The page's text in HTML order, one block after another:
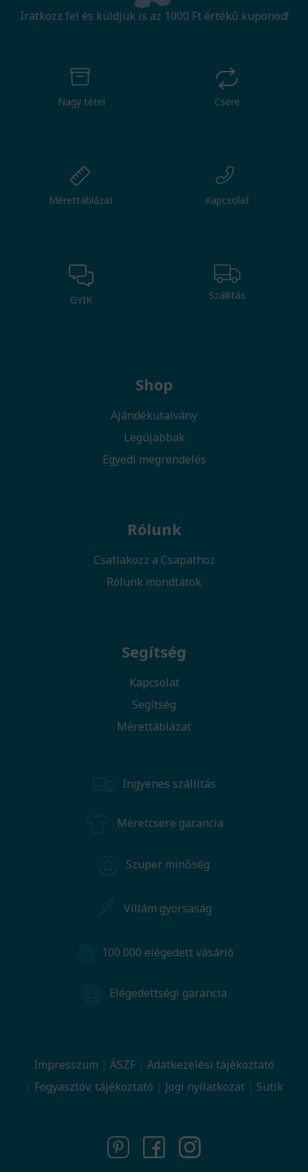
Iratkozz fel és küldjük is az 1000 Ft értékű kuponod!
Nagy tétel Csere
Mérettáblázat Kapcsolat
GYIK Szállítás
Shop
Ajándékutalvány
Legújabbak
Egyedi megrendelés
Rólunk
Csatlakozz a Csapathoz
Rólunk mondtátok
Segítség
Kapcsolat
Segítség
Mérettáblázat
Ingyenes szállítás
Méretcsere garancia
Szuper minőség
Villám gyorsaság
100 000 elégedett vásárló
Elégedettségi garancia
Impresszum ÁSZF
Adatkezelési tájékoztató
Fogyasztóv. tájékoztató
Jogi nyilatkozat Sütik